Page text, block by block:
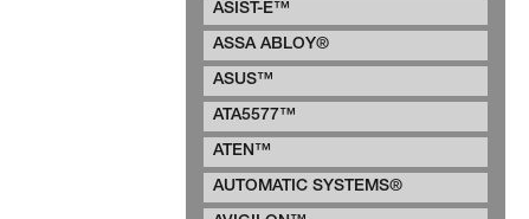
ASIST-E™
ASSA ABLOY®
ASUS™
ATA5577™
ATEN™
AUTOMATIC SYSTEMS®